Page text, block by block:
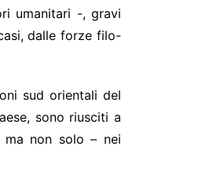
umanitari -, gravi
dalle forze filo-
sud orientali del
sono riusciti a
non solo – nei